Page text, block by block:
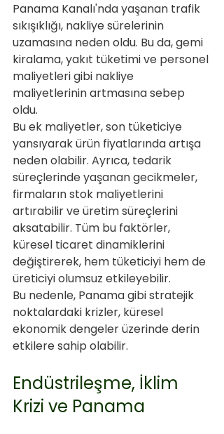
Panama Kanalı'nda yaşanan trafik
sıkışıklığı, nakliye sürelerinin
uzamasına neden oldu. Bu da, gemi
kiralama, yakıt tüketimi ve personel
maliyetleri gibi nakliye
maliyetlerinin artmasına sebep
oldu.
Bu ek maliyetler, son tüketiciye
yansıyarak ürün fiyatlarında artışa
neden olabilir. Ayrıca, tedarik
süreçlerinde yaşanan gecikmeler,
firmaların stok maliyetlerini
artırabilir ve üretim süreçlerini
aksatabilir. Tüm bu faktörler,
küresel ticaret dinamiklerini
değiştirerek, hem tüketiciyi hem de
üreticiyi olumsuz etkileyebilir.
Bu nedenle, Panama gibi stratejik
noktalardaki krizler, küresel
ekonomik dengeler üzerinde derin
etkilere sahip olabilir.
Endüstrileşme, İklim
Krizi ve Panama